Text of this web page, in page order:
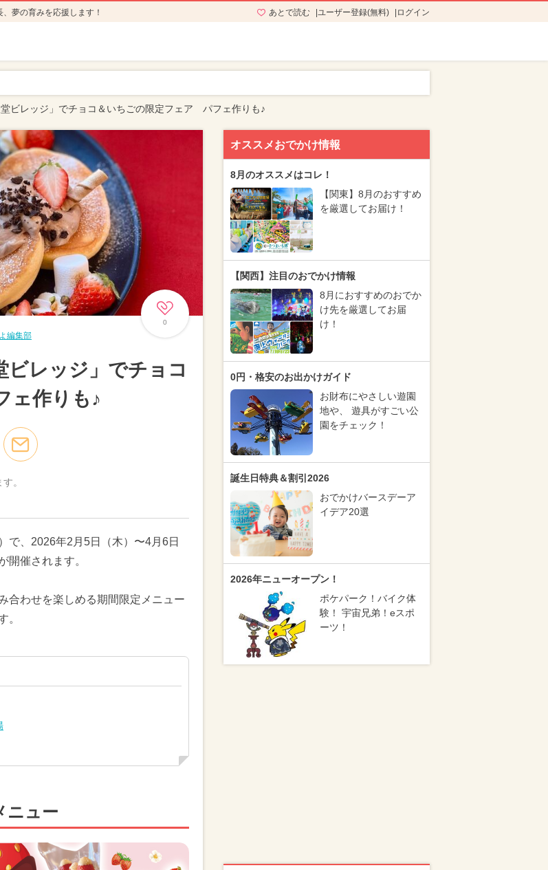
夢の育みを応援します！ あとで読む ユーザー登録(無料) ログイン
ビレッジ」でチョコ＆いちごの限定フェア パフェ作りも♪
0
編集部
ビレッジ」でチョコ
ェ作りも♪
。
で、2026年2月5日（木）〜4月6日
開催されます。
合わせを楽しめる期間限定メニュー
。
ニュー
オススメおでかけ情報
8月のオススメはコレ！
【関東】8月のおすすめ
を厳選してお届け！
【関西】注目のおでかけ情報
8月におすすめのおでか
け先を厳選してお届
け！
0円・格安のお出かけガイド
お財布にやさしい遊園
地や、 遊具がすごい公
園をチェック！
誕生日特典＆割引2026
おでかけバースデーア
イデア20選
2026年ニューオープン！
ポケパーク！バイク体
験！ 宇宙兄弟！eスポ
ーツ！